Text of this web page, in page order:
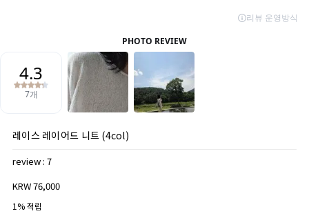
레이스 레이어드 니트 (4col)
review : 7
KRW 76,000
1% 적립